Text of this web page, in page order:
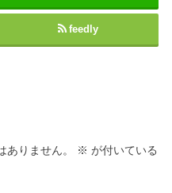
feedly
りません。 ※ が付いている